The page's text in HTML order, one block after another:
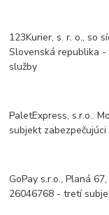
123Kurier, s. r. o., so
Slovenská republika
služby
PaletExpress, s.r.o..
subjekt
GoPay s.r.o., Planá
26046768 - tretí